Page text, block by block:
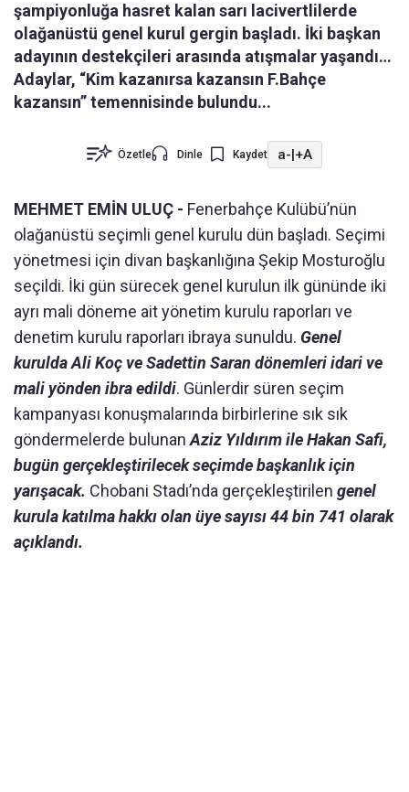
şampiyonluğa hasret kalan sarı lacivertlilerde
olağanüstü genel kurul gergin başladı. İki başkan
adayının destekçileri arasında atışmalar yaşandı…
Adaylar, “Kim kazanırsa kazansın F.Bahçe
kazansın” temennisinde bulundu...
Özetle Dinle Kaydet a-|+A
MEHMET EMİN ULUÇ - Fenerbahçe Kulübü’nün
olağanüstü seçimli genel kurulu dün başladı. Seçimi
yönetmesi için divan başkanlığına Şekip Mosturoğlu
seçildi. İki gün sürecek genel kurulun ilk gününde iki
ayrı mali döneme ait yönetim kurulu raporları ve
denetim kurulu raporları ibraya sunuldu. Genel
kurulda Ali Koç ve Sadettin Saran dönemleri idari ve
mali yönden ibra edildi. Günlerdir süren seçim
kampanyası konuşmalarında birbirlerine sık sık
göndermelerde bulunanAziz Yıldırım ile Hakan Safi,
bugün gerçekleştirilecek seçimde başkanlık için
yarışacak. Chobani Stadı’nda gerçekleştirilen genel
kurula katılma hakkı olan üye sayısı 44 bin 741 olarak
açıklandı.